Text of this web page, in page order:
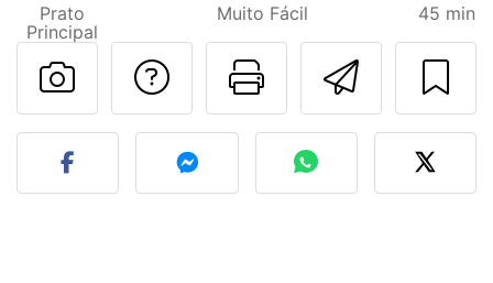
Prato
Principal
Muito Fácil 45 min
Imprima
Falar com o autor
Fez esta receita?